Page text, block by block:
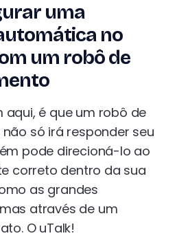
uma
no
um robô de
é que um robô de
só irá responder seu
pode direcioná-lo ao
correto dentro da sua
as grandes
através de um
O uTalk!